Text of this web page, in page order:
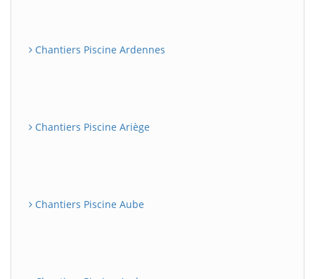
Chantiers Piscine Ardennes
Chantiers Piscine Ariège
Chantiers Piscine Aube